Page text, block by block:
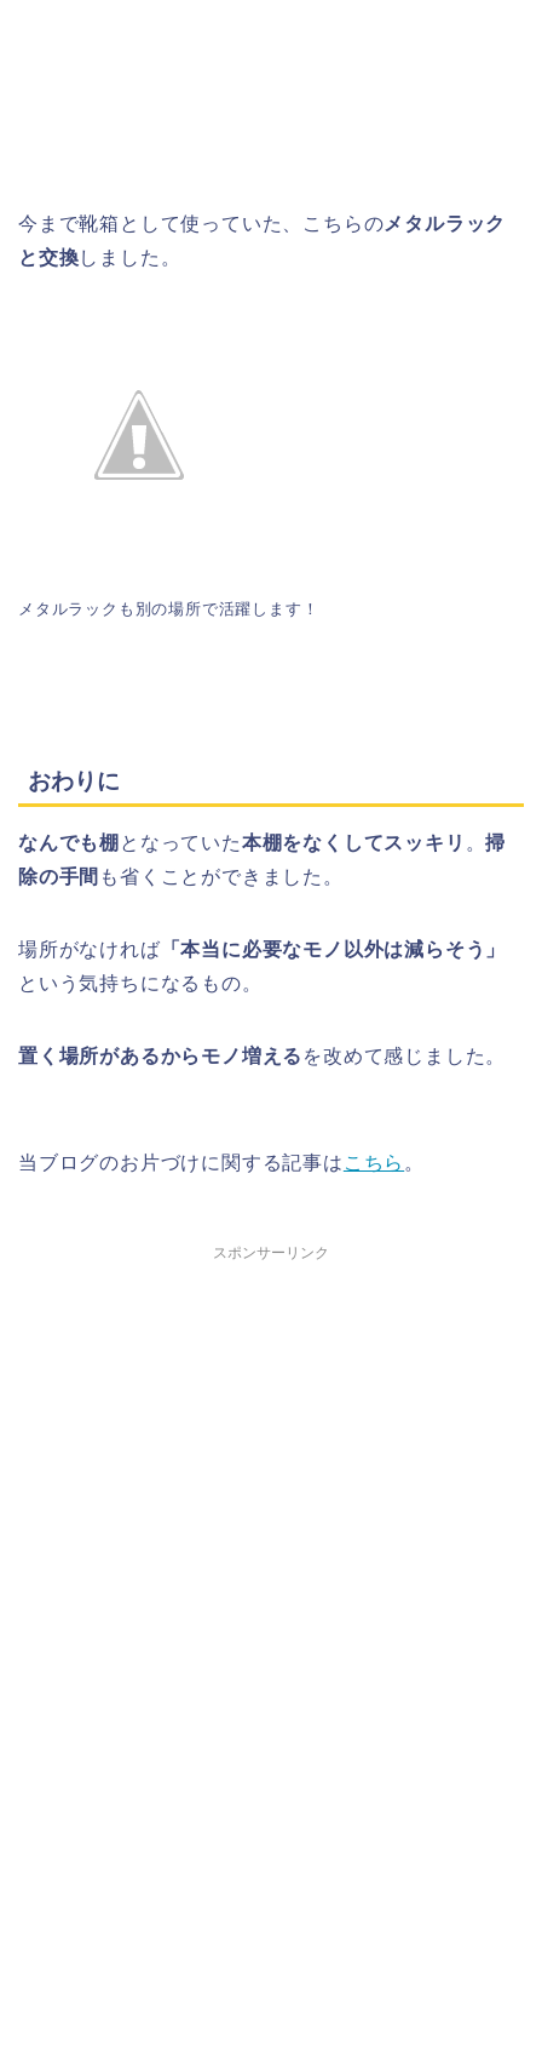
今まで靴箱として使っていた、こちらのメタルラック
と交換しました。
メタルラックも別の場所で活躍します！
おわりに
なんでも棚 となっていた本棚をなくしてスッキリ 。掃
除の手間 も省くことができました。
場所がなければ 「本当に必要なモノ以外は減らそう」
という気持ちになるもの。
置く場所があるからモノ増える を改めて感じました。
当ブログのお片づけに関する記事は こちら 。
スポンサーリンク